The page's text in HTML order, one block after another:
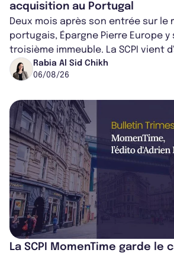
acquisition au Portugal
Deux mois après son entrée sur le
portugais, Épargne Pierre Europe y
troisième immeuble. La SCPI vient
dans le centre du pays, un établis...
Rabia Al Sid Chikh
06/08/26
La SCPI MomenTime garde le